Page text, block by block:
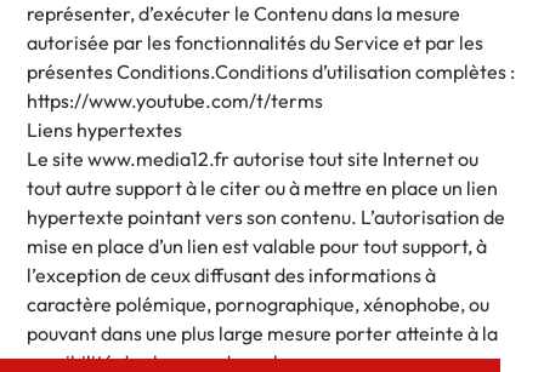
représenter, d’exécuter le Contenu dans la mesure
autorisée par les fonctionnalités du Service et par les
présentes Conditions.Conditions d’utilisation complètes :
https://www.youtube.com/t/terms
Liens hypertextes
Le site www.media12.fr autorise tout site Internet ou
tout autre support à le citer ou à mettre en place un lien
hypertexte pointant vers son contenu. L’autorisation de
mise en place d’un lien est valable pour tout support, à
l’exception de ceux diffusant des informations à
caractère polémique, pornographique, xénophobe, ou
pouvant dans une plus large mesure porter atteinte à la
sensibilité du plus grand nombre.